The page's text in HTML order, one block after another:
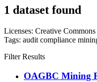
1 dataset found
Licenses: Creative
Tags: audit compliance
Filter Results
OAGBC Mining